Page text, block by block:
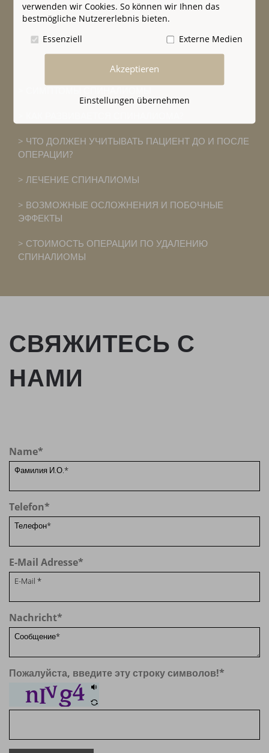
ЧТО ДОЛЖЕН УЧИТЫВАТЬ ПАЦИЕНТ ДО И ПОСЛЕ
ОПЕРАЦИИ?
ЛЕЧЕНИЕ СПИНАЛИОМЫ
ВОЗМОЖНЫЕ ОСЛОЖНЕНИЯ И ПОБОЧНЫЕ
ЭФФЕКТЫ
СТОИМОСТЬ ОПЕРАЦИИ ПО УДАЛЕНИЮ
СПИНАЛИОМЫ
СВЯЖИТЕСЬ С
НАМИ
Name*
Telefon*
E-Mail Adresse*
Nachricht*
Пожалуйста, введите эту строку символов!*
verwenden wir Cookies. So können wir Ihnen das
bestmögliche Nutzererlebnis bieten.
Essenziell
Externe Medien
Akzeptieren
Einstellungen übernehmen